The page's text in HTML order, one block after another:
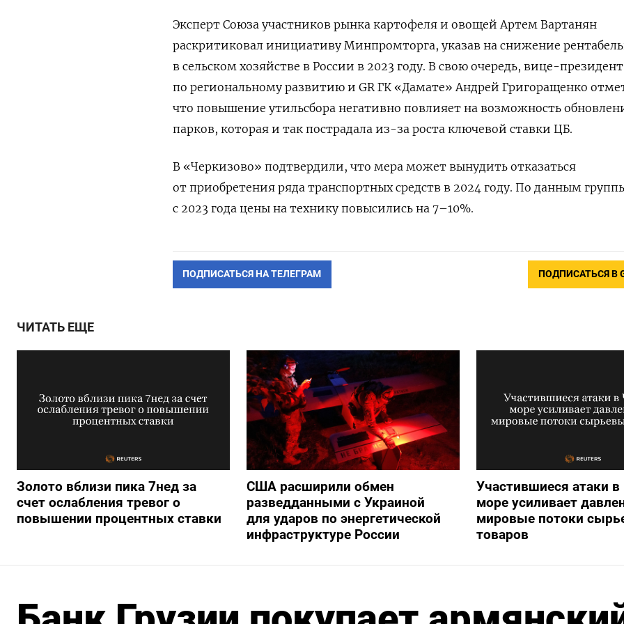
Эксперт Союза участников рынка картофеля и овощей Артем Вартанян
раскритиковал инициативу Минпромторга, указав на снижение
в сельском хозяйстве в России в 2023 году. В свою очередь, вице-президент
по региональному развитию и GR ГК «Дамате» Андрей Григоращенко
что повышение утильсбора негативно повлияет на возможность
парков, которая и так пострадала из-за роста ключевой ставки ЦБ.
В «Черкизово» подтвердили, что мера может вынудить отказаться
от приобретения ряда транспортных средств в 2024 году. По данным
с 2023 года цены на технику повысились на 7–10%.
ПОДПИСАТЬСЯ НА ТЕЛЕГРАМ ПОДПИСАТЬСЯ В
ЧИТАТЬ ЕЩЕ
Золото вблизи пика 7нед за
счет ослабления тревог о
повышении процентных ставки
США расширили обмен
разведданными с Украиной
для ударов по энергетической
инфраструктуре России
Участившиеся атаки
море усиливает
мировые потоки
товаров